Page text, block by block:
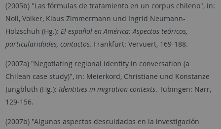
(2005b) "Las fórmulas de tratamiento en un corpus chileno", in:
Noll, Volker, Klaus Zimmermann und Ingrid Neumann-
Holzschuh (Hg.): El español en América: Aspectos teóricos,
particularidades, contactos. Frankfurt: Vervuert, 169-188.
(2007a) "Negotiating regional identity in conversation (a
Chilean case study)", in: Meierkord, Christiane und Konstanze
Jungbluth (Hg.): Identities in migration contexts. Tübingen: Narr,
129-156.
(2007b) "Algunos aspectos descuidados en la investigación